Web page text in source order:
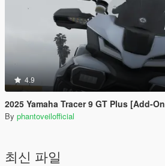
4.9
2025 Yamaha Tracer 9 GT Plus [Add-
By phantoveilofficial
최신 파일